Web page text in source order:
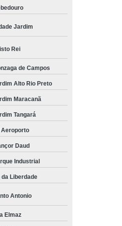
Jardim
Rei
de Campos
Alto Rio Preto
Maracanã
Tangará
Aeroporto
Daud
Industrial
da Liberdade
Antonio
Elmaz